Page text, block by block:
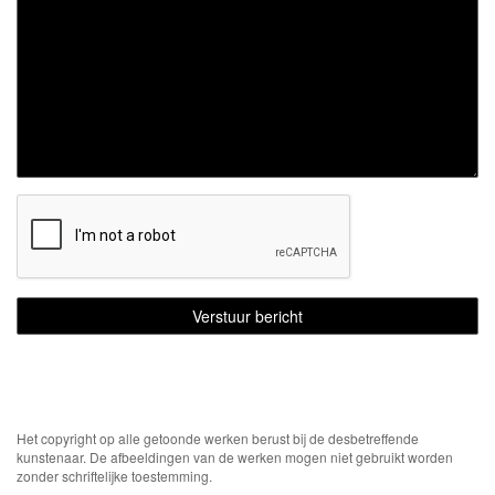
Het copyright op alle getoonde werken berust bij de desbetreffende
kunstenaar. De afbeeldingen van de werken mogen niet gebruikt worden
zonder schriftelijke toestemming.